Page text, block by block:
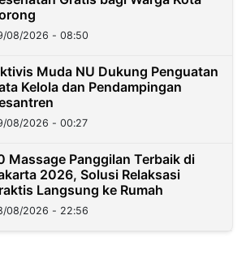
08/2026 - 08:50
Muda NU Dukung Penguatan
Kelola dan Pendampingan
08/2026 - 00:27
Massage Panggilan Terbaik di
2026, Solusi Relaksasi
Langsung ke Rumah
08/2026 - 22:56